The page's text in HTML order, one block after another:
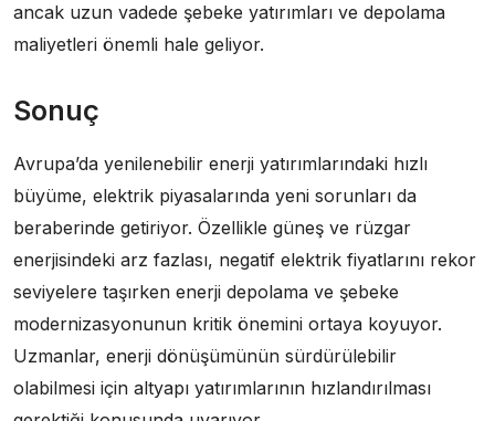
ancak uzun vadede şebeke yatırımları ve depolama
maliyetleri önemli hale geliyor.
Sonuç
Avrupa’da yenilenebilir enerji yatırımlarındaki hızlı
büyüme, elektrik piyasalarında yeni sorunları da
beraberinde getiriyor. Özellikle güneş ve rüzgar
enerjisindeki arz fazlası, negatif elektrik fiyatlarını rekor
seviyelere taşırken enerji depolama ve şebeke
modernizasyonunun kritik önemini ortaya koyuyor.
Uzmanlar, enerji dönüşümünün sürdürülebilir
olabilmesi için altyapı yatırımlarının hızlandırılması